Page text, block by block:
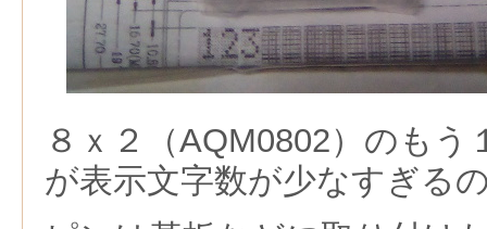
８ｘ２（AQM0802）のも
が表示文字数が少なすぎる